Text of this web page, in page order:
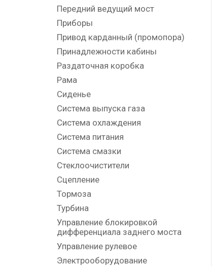
Передний ведущий мост
Приборы
Привод карданный (промопора)
Принадлежности кабины
Раздаточная коробка
Рама
Сиденье
Система выпуска газа
Система охлаждения
Система питания
Система смазки
Стеклоочистители
Сцепление
Тормоза
Турбина
Управление блокировкой
дифференциала заднего моста
Управление рулевое
Электрооборудование